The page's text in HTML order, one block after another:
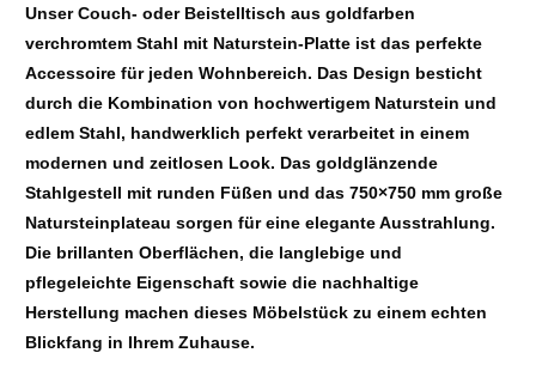
Unser Couch- oder Beistelltisch aus goldfarben
verchromtem Stahl mit Naturstein-Platte ist das perfekte
Accessoire für jeden Wohnbereich. Das Design besticht
durch die Kombination von hochwertigem Naturstein und
edlem Stahl, handwerklich perfekt verarbeitet in einem
modernen und zeitlosen Look. Das goldglänzende
Stahlgestell mit runden Füßen und das 750×750 mm große
Natursteinplateau sorgen für eine elegante Ausstrahlung.
Die brillanten Oberflächen, die langlebige und
pflegeleichte Eigenschaft sowie die nachhaltige
Herstellung machen dieses Möbelstück zu einem echten
Blickfang in Ihrem Zuhause.